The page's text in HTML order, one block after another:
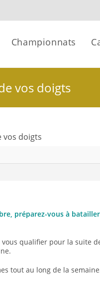
Championnats
vos doigts
vos doigts
préparez-vous à
qualifier pour la suite
tout au long de la